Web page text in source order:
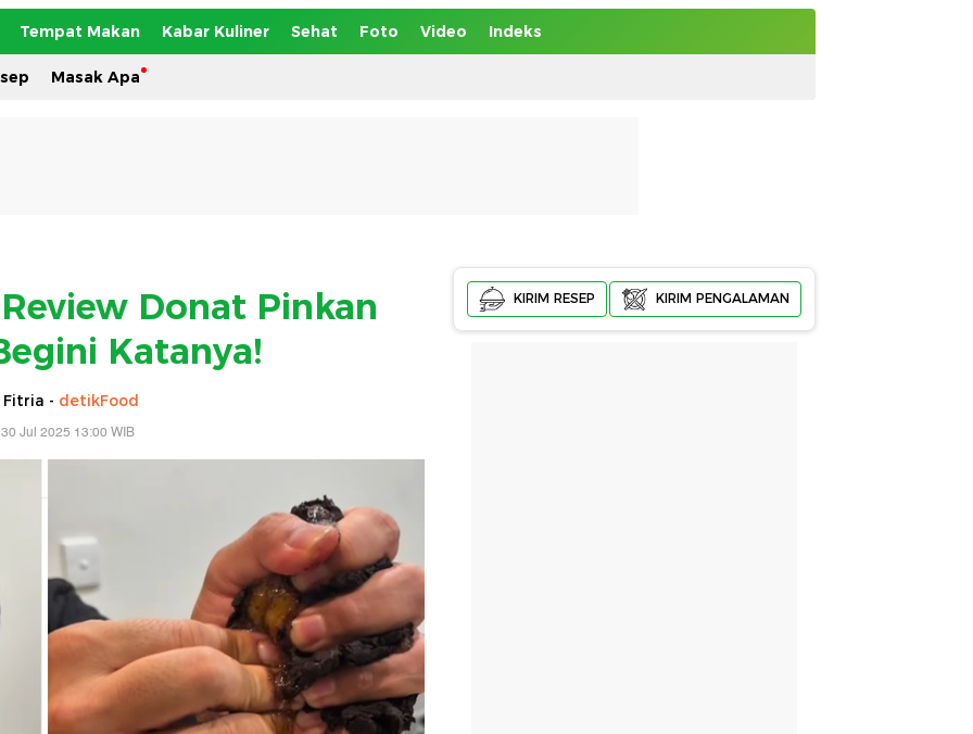
Tempat Makan Kabar Kuliner Sehat Foto Video Indeks
Masak Apa
Donat Pinkan
Katanya!
Fitria - detikFood
Jul 2025 13:00 WIB
KIRIM RESEP KIRIM PENGALAMAN